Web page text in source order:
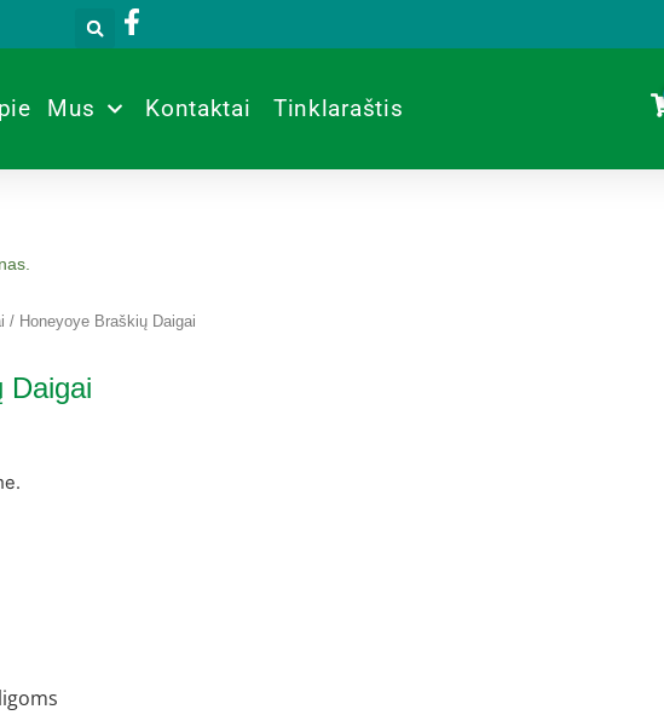
Mus Kontaktai Tinklaraštis
/ Honeyoye Braškių Daigai
Daigai